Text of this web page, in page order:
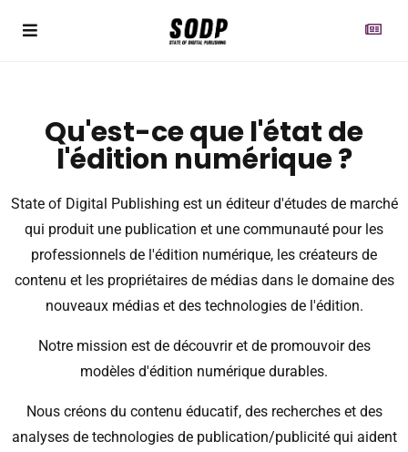
Qu'est-ce que l'état de
l'édition numérique ?
State of Digital Publishing est un éditeur d'études de marché
qui produit une publication et une communauté pour les
professionnels de l'édition numérique, les créateurs de
contenu et les propriétaires de médias dans le domaine des
nouveaux médias et des technologies de l'édition.
Notre mission est de découvrir et de promouvoir des
modèles d'édition numérique durables.
Nous créons du contenu éducatif, des recherches et des
analyses de technologies de publication/publicité qui aident